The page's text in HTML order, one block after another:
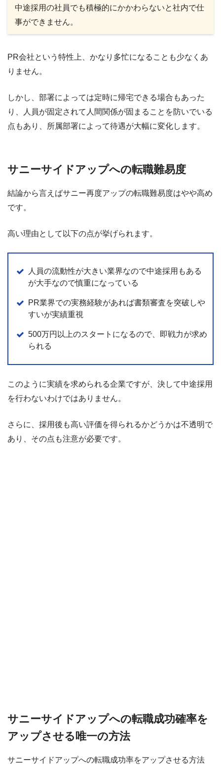
中途採用の社員でも積極的にかかわらないと社内で仕
事ができません。
PR会社という特性上、かなり多忙になることも少なくあ
りません。
しかし、部署によっては定時に帰宅できる場合もあった
り、人員が固定されて人間関係が固まることを防いでいる
点もあり、所属部署によって待遇が大幅に変化します。
サニーサイドアップへの転職難易度
結論から言えばサニー再度アップの転職難易度はやや高め
です。
高い理由として以下の点が挙げられます。
人員の流動性が大きい業界なので中途採用もある
が大手なので慎重になっている
PR業界での実務経験があれば書類審査を突破しや
すいが実績重視
500万円以上のスタートになるので、即戦力が求め
られる
このように実績を求められる企業ですが、決して中途採用
を行わないわけではありません。
さらに、採用後も高い評価を得られるかどうかは不透明で
あり、その点も注意が必要です。
サニーサイドアップへの転職成功確率を
アップさせる唯一の方法
サニーサイドアップへの転職成功率をアップさせる方法